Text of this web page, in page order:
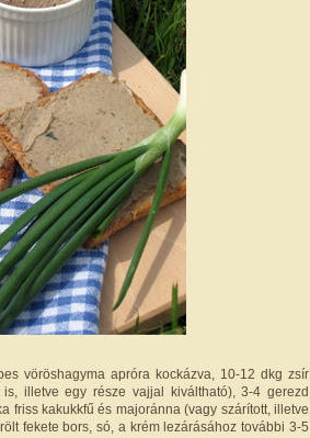
vöröshagyma apróra kockázva, 10-12 dkg zsír
illetve egy része vajjal kiváltható), 3-4 gerezd
friss kakukkfű és majoránna (vagy szárított, illetve
fekete bors, só, a krém lezárásához további 3-5